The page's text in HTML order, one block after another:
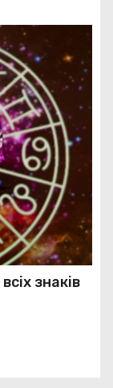
знаків